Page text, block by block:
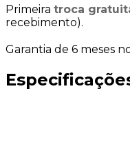
Primeira troca
recebimento).
Garantia de 6 meses